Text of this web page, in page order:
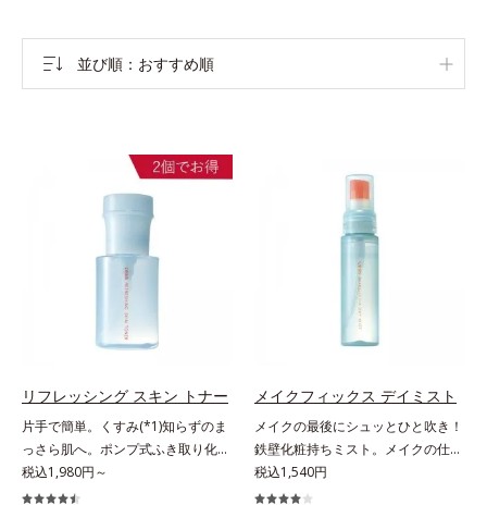
並び順 おすすめ順
リフレッシング スキン トナー
片手で簡単。くすみ(*1)知らずのま
っさら肌へ。ポンプ式ふき取り化粧
水。くすみ(*1)知らずのまっさら肌
へ。洗顔後すぐの肌に使う、ポンプ
税込1,980円～
メイクフィックス デイミスト
メイクの最後にシュッとひと吹き！
鉄壁化粧持ちミスト。メイクの仕上
げにシュッとひと吹き。肌とメイク
の密着感をピタッと高め、メイクく
税込1,540円